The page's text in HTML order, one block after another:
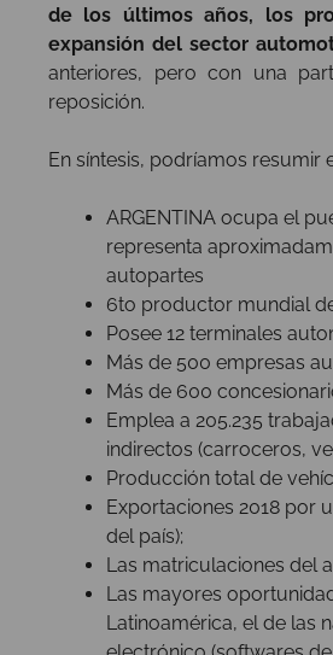
de los últimos años, los
expansión del sector
anteriores, pero con una
reposición.
En síntesis, podríamos resumir
ARGENTINA ocupa el
representa
autopartes
6to productor mundial
Posee 12 terminales
Más de 500 empresas
Más de 600
Emplea a 205.235
indirectos (carroceros,
Producción total de
Exportaciones 2018 por
del país);
Las matriculaciones del
Las mayores
Latinoamérica, el de las